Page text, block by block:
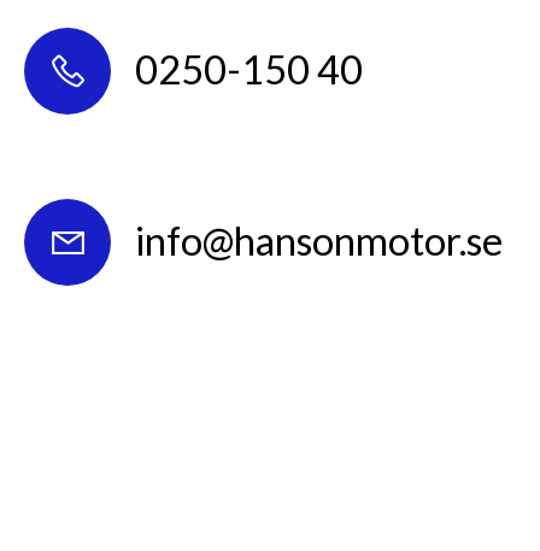
0250-150 40
info@hansonmotor.se